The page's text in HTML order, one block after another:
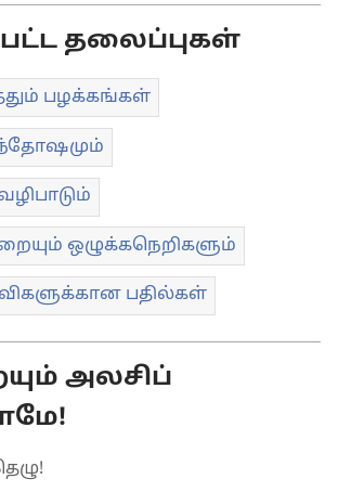
தலைப்புகள்
பழக்கங்கள்
ஒழுக்கநெறிகளும்
பதில்கள்
அலசிப்